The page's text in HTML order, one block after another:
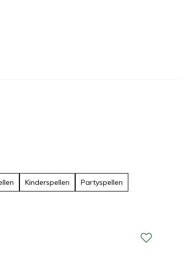
Kinderspellen Partyspellen